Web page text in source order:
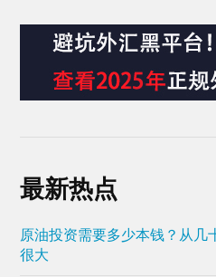
最新热点
原油投资需要多少本钱？从几
很大